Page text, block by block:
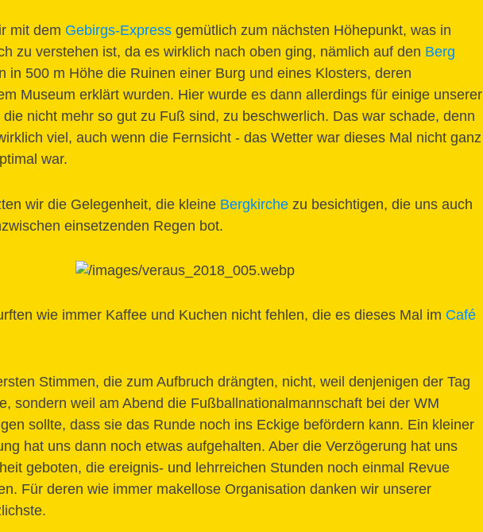
mit dem Gebirgs-Express gemütlich zum nächsten Höhepunkt, was in
zu verstehen ist, da es wirklich nach oben ging, nämlich auf den Berg
in 500 m Höhe die Ruinen einer Burg und eines Klosters, deren
Museum erklärt wurden. Hier wurde es dann allerdings für einige unserer
nicht mehr so gut zu Fuß sind, zu beschwerlich. Das war schade, denn
viel, auch wenn die Fernsicht - das Wetter war dieses Mal nicht ganz
war.
wir die Gelegenheit, die kleine Bergkirche zu besichtigen, die uns auch
einsetzenden Regen bot.
wie immer Kaffee und Kuchen nicht fehlen, die es dieses Mal im Café
Stimmen, die zum Aufbruch drängten, nicht, weil denjenigen der Tag
sondern weil am Abend die Fußballnationalmannschaft bei der WM
sollte, dass sie das Runde noch ins Eckige befördern kann. Ein kleiner
hat uns dann noch etwas aufgehalten. Aber die Verzögerung hat uns
geboten, die ereignis- und lehrreichen Stunden noch einmal Revue
Für deren wie immer makellose Organisation danken wir unserer